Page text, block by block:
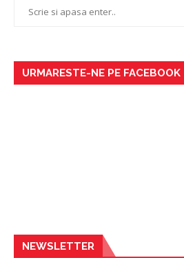
URMARESTE-NE PE FACEBOOK
NEWSLETTER